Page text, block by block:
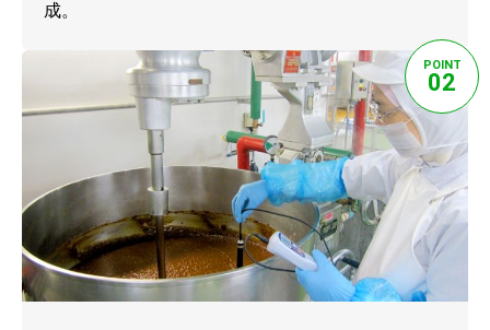
成。
POINT
02